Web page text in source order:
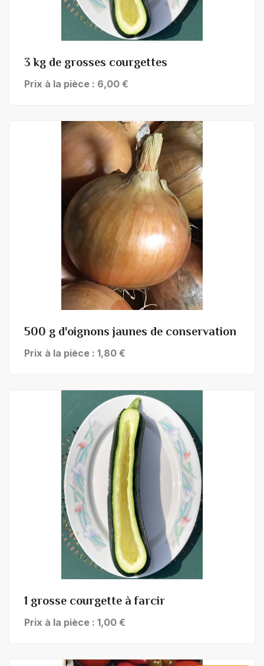
3 kg de grosses courgettes
Prix à la pièce : 6,00 €
500 g d'oignons jaunes de conservation
Prix à la pièce : 1,80 €
+ de détails
1 grosse courgette à farcir
Prix à la pièce : 1,00 €
+ de détails